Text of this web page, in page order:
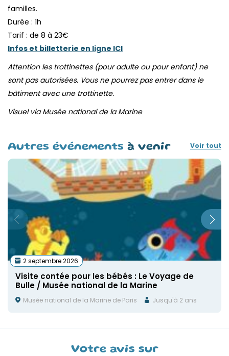
familles.
Durée : 1h
Tarif : de 8 à 23€
Infos et billetterie en ligne ICI
Attention les trottinettes (pour adulte ou pour enfant) ne
sont pas autorisées. Vous ne pourrez pas entrer dans le
bâtiment avec une trottinette.
Visuel via Musée national de la Marine
Autres événements à venir Voir tout
2 septembre 2026
Visite contée pour les bébés : Le Voyage de
Bulle / Musée national de la Marine
Musée national de la Marine de Paris Jusqu'à 2 ans
Votre avis sur